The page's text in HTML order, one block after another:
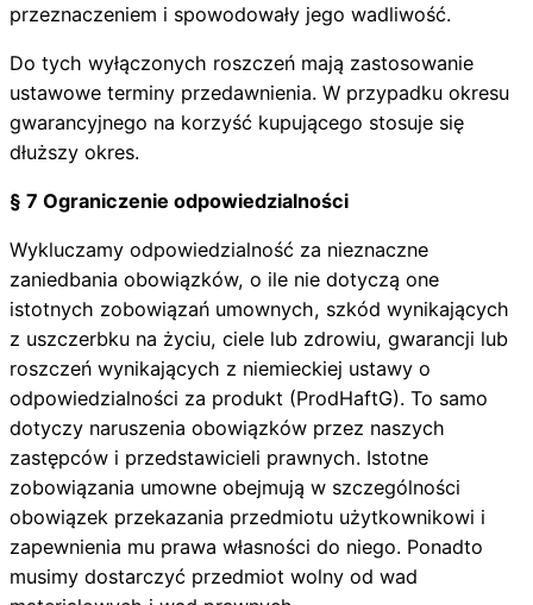
przeznaczeniem i spowodowały jego wadliwość.
Do tych wyłączonych roszczeń mają zastosowanie
ustawowe terminy przedawnienia. W przypadku okresu
gwarancyjnego na korzyść kupującego stosuje się
dłuższy okres.
§ 7 Ograniczenie odpowiedzialności
Wykluczamy odpowiedzialność za nieznaczne
zaniedbania obowiązków, o ile nie dotyczą one
istotnych zobowiązań umownych, szkód wynikających
z uszczerbku na życiu, ciele lub zdrowiu, gwarancji lub
roszczeń wynikających z niemieckiej ustawy o
odpowiedzialności za produkt (ProdHaftG). To samo
dotyczy naruszenia obowiązków przez naszych
zastępców i przedstawicieli prawnych. Istotne
zobowiązania umowne obejmują w szczególności
obowiązek przekazania przedmiotu użytkownikowi i
zapewnienia mu prawa własności do niego. Ponadto
musimy dostarczyć przedmiot wolny od wad